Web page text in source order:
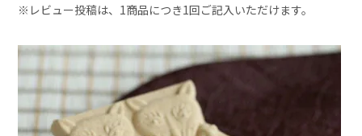
※レビュー投稿は、1商品につき1回ご記入いただけます。